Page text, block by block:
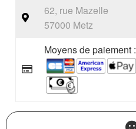
62, rue Mazelle
57000 Metz
Moyens de paiement :